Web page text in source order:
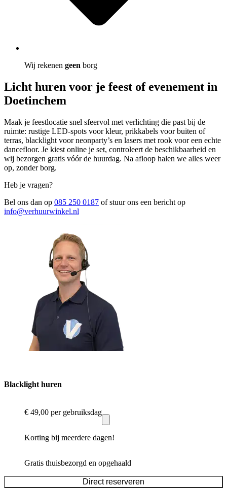
Wij rekenen geen borg
Licht huren voor je feest of evenement in
Doetinchem
Maak je feestlocatie snel sfeervol met verlichting die past bij de
ruimte: rustige LED-spots voor kleur, prikkabels voor buiten of
terras, blacklight voor neonparty’s en lasers met rook voor een echte
dancefloor. Je kiest online je set, controleert de beschikbaarheid en
wij bezorgen gratis vóór de huurdag. Na afloop halen we alles weer
op, zonder borg.
Heb je vragen?
Bel ons dan op 085 250 0187 of stuur ons een bericht op
info@verhuurwinkel.nl
Blacklight huren
€ 49,00 per gebruiksdag
Korting bij meerdere dagen!
Gratis thuisbezorgd en opgehaald
Direct reserveren